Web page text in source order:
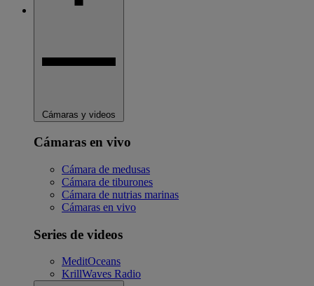
Cámaras y videos
Cámaras en vivo
Cámara de medusas
Cámara de tiburones
Cámara de nutrias marinas
Cámaras en vivo
Series de videos
MeditOceans
KrillWaves Radio